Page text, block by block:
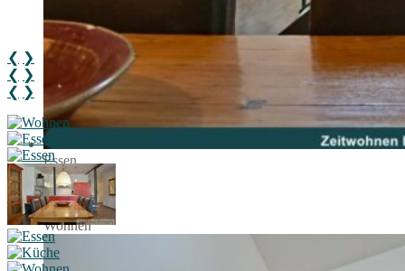
Essen
Küche
Wohnen
❮ ❯
❮ ❯
❮ ❯